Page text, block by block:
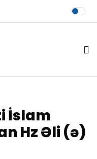
İslam
Hz Əli (ə)